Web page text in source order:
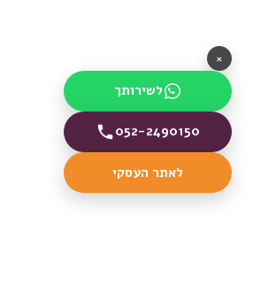
×
לשירותך
052-2490150
לאתר העסקי